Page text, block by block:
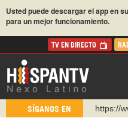
Usted puede descargar el app en
para un mejor funcionamiento.
TV EN DIRECTO
SÍGANOS EN
https://